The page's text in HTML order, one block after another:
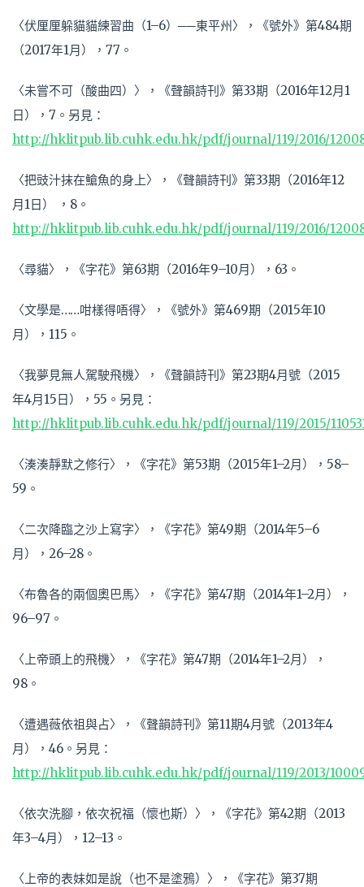
〈伏厘厘躲貓貓練習曲（1–6）──東平州〉，《號外》第484期
（2017年1月），77。
〈未嘗不可（酸曲四）〉，《聲韻詩刊》第33期（2016年12月1
日），7。另見：
http://hklitpub.lib.cuhk.edu.hk/pdf/journal/119/2016/
〈把豉汁抹在䱽魚的身上〉，《聲韻詩刊》第33期（2016年12
月1日） ，8。
http://hklitpub.lib.cuhk.edu.hk/pdf/journal/119/2016/
〈尋貓〉，《字花》第63期（2016年9–10月），63。
〈文學是……咁樣得唔得〉，《號外》第469期（2015年10
月），115。
〈我夢見無人駕駛飛機〉，《聲韻詩刊》第23期4月號（2015
年4月15日），55。另見：
http://hklitpub.lib.cuhk.edu.hk/pdf/journal/119/2015/
〈湊湊靜默之修行〉，《字花》第53期（2015年1–2月），58–
59。
〈二次降臨之沙上寫字〉，《字花》第49期（2014年5–6
月），26–28。
〈布魯各的兩個奧巴馬〉，《字花》第47期（2014年1–2月），
96–97。
〈上帝頭上的飛機〉，《字花》第47期（2014年1–2月），
98。
〈遭遇薇依祖與占〉，《聲韻詩刊》第11期4月號（2013年4
月），46。另見：
http://hklitpub.lib.cuhk.edu.hk/pdf/journal/119/2013/
〈依次洗腳，依次祝福（懷也斯）〉，《字花》第42期（2013
年3–4月），12–13。
〈上帝的表妹如是說（也不是塗鴉）〉，《字花》第37期